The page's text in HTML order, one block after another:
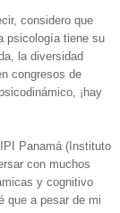
considero que
psicología tiene su
la diversidad
congresos de
¡hay
Panamá (Instituto
con muchos
y cognitivo
que a pesar de mi